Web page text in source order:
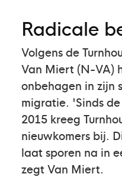
Radicale
Volgens de
Van Miert (N-VA)
onbehagen in zijn
migratie. 'Sinds
2015 kreeg
nieuwkomers bij.
laat sporen na in
zegt Van Miert.